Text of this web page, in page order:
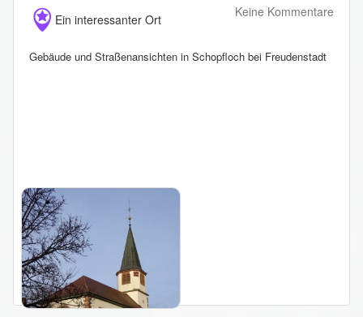
Ein interessanter Ort
Keine Kommentare
Gebäude und Straßenansichten in Schopfloch bei Freudenstadt